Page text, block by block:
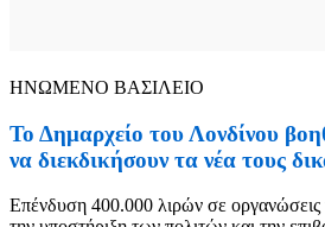
ΗΝΩΜΕΝΟ ΒΑΣΙΛΕΙΟ
Το Δημαρχείο του Λονδίνου
να διεκδικήσουν τα νέα τους
Επένδυση 400.000 λιρών σε οργανώσεις